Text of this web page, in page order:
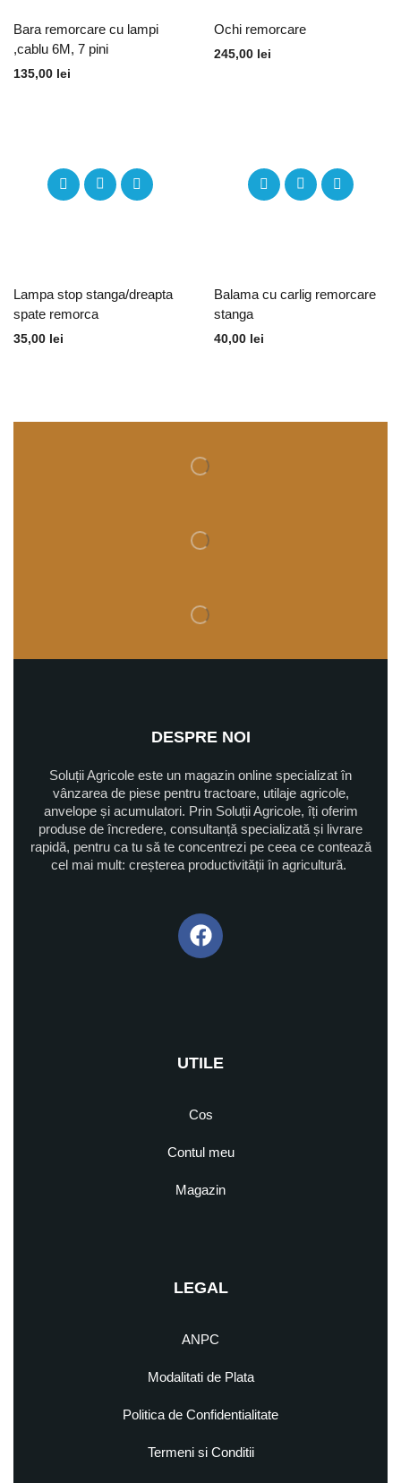
Bara remorcare cu lampi
,cablu 6M, 7 pini
135,00 lei
Ochi remorcare
245,00 lei
Lampa stop stanga/dreapta
spate remorca
35,00 lei
Balama cu carlig remorcare
stanga
40,00 lei
DESPRE NOI
Soluții Agricole este un magazin online specializat în
vânzarea de piese pentru tractoare, utilaje agricole,
anvelope și acumulatori. Prin Soluții Agricole, îți oferim
produse de încredere, consultanță specializată și livrare
rapidă, pentru ca tu să te concentrezi pe ceea ce contează
cel mai mult: creșterea productivității în agricultură.
UTILE
Cos
Contul meu
Magazin
LEGAL
ANPC
Modalitati de Plata
Politica de Confidentialitate
Termeni si Conditii